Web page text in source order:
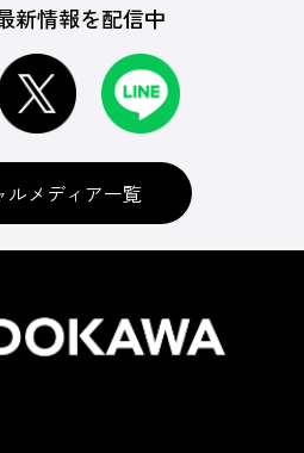
新情報を配信中
ルメディア一覧